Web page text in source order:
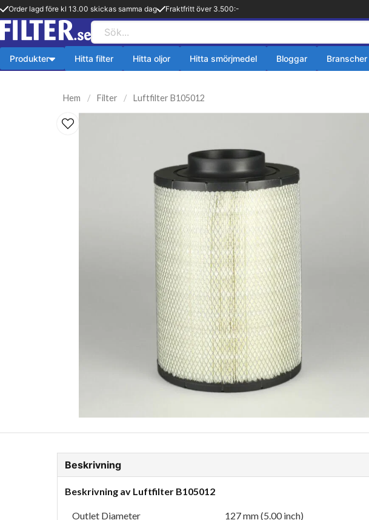
Order lagd före kl 13.00 skickas samma dag Fraktfritt över 3.500:-
Produkter
Payback 2 taktsolja
Övriga produkter
Q8-Produkter
Motorolja lätta fordon
Motorolja tunga fordon
Hitta filter Hitta oljor Hitta smörjmedel Bloggar Branscher
Hem Filter Luftfilter B105012
Beskrivning
Beskrivning av Luftfilter B105012
Outlet Diameter 127 mm (5.00 inch)